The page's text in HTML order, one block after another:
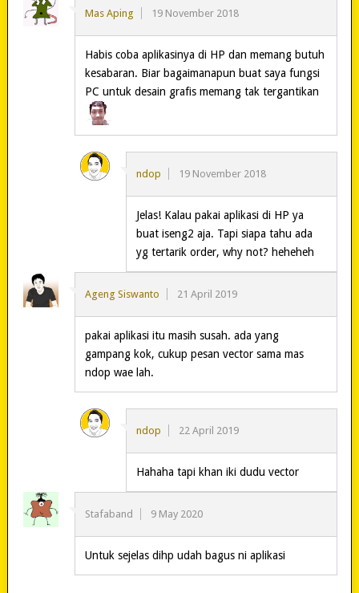
Mas Aping 19 November 2018
Habis coba aplikasinya di HP dan memang butuh
kesabaran. Biar bagaimanapun buat saya fungsi
PC untuk desain grafis memang tak tergantikan
ndop 19 November 2018
Jelas! Kalau pakai aplikasi di HP ya
buat iseng2 aja. Tapi siapa tahu ada
yg tertarik order, why not? heheheh
Ageng Siswanto 21 April 2019
pakai aplikasi itu masih susah. ada yang
gampang kok, cukup pesan vector sama mas
ndop wae lah.
ndop 22 April 2019
Hahaha tapi khan iki dudu vector
Stafaband 9 May 2020
Untuk sejelas dihp udah bagus ni aplikasi